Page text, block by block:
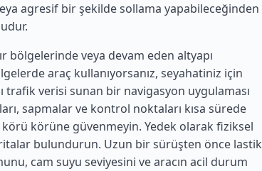
agresif bir şekilde sollama yapabileceğinden
bölgelerinde veya devam eden altyapı
araç kullanıyorsanız, seyahatiniz için
trafik verisi sunan bir navigasyon uygulaması
sapmalar ve kontrol noktaları kısa sürede
körüne güvenmeyin. Yedek olarak fiziksel
bulundurun. Uzun bir sürüşten önce lastik
cam suyu seviyesini ve aracın acil durum